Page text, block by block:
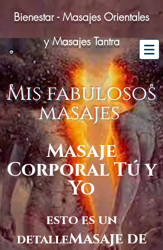
Bienestar - Masajes Orientales
y Masajes Tantra
Mis fabulosos
masajes
Masaje
Corporal Tú y
Yo
esto es un
detalleMasaje de